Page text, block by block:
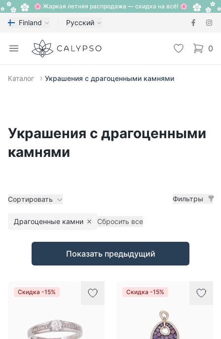
🌸 Жаркая летняя распродажа — скидка на всё! 🌸
Finland Русский
Open menu
Calypso Избранное
0
items
Каталог Украшения с драгоценными камнями
Украшения с драгоценными
камнями
Сортировать Фильтры
Драгоценные камни Remove filter
Сбросить все
Товары
Показать предыдущий
Скидка -15% Скидка -15%